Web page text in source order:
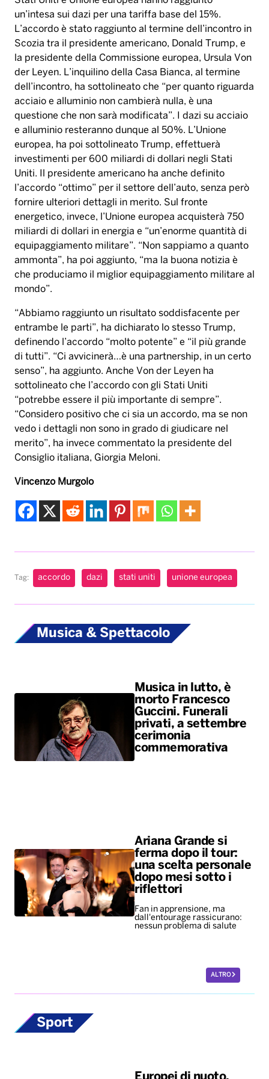
un’intesa sui dazi per una tariffa base del 15%.
L’accordo è stato raggiunto al termine dell’incontro in
Scozia tra il presidente americano, Donald Trump, e
la presidente della Commissione europea, Ursula Von
der Leyen. L’inquilino della Casa Bianca, al termine
dell’incontro, ha sottolineato che “per quanto riguarda
acciaio e alluminio non cambierà nulla, è una
questione che non sarà modificata”. I dazi su acciaio
e alluminio resteranno dunque al 50%. L’Unione
europea, ha poi sottolineato Trump, effettuerà
investimenti per 600 miliardi di dollari negli Stati
Uniti. Il presidente americano ha anche definito
l’accordo “ottimo” per il settore dell’auto, senza però
fornire ulteriori dettagli in merito. Sul fronte
energetico, invece, l’Unione europea acquisterà 750
miliardi di dollari in energia e “un’enorme quantità di
equipaggiamento militare”. “Non sappiamo a quanto
ammonta”, ha poi aggiunto, “ma la buona notizia è
che produciamo il miglior equipaggiamento militare al
mondo”.
“Abbiamo raggiunto un risultato soddisfacente per
entrambe le parti”, ha dichiarato lo stesso Trump,
definendo l’accordo “molto potente” e “il più grande
di tutti”. “Ci avvicinerà…è una partnership, in un certo
senso”, ha aggiunto. Anche Von der Leyen ha
sottolineato che l’accordo con gli Stati Uniti
“potrebbe essere il più importante di sempre”.
“Considero positivo che ci sia un accordo, ma se non
vedo i dettagli non sono in grado di giudicare nel
merito”, ha invece commentato la presidente del
Consiglio italiana, Giorgia Meloni.
Vincenzo Murgolo
Tag: accordo dazi stati uniti unione europea
Musica & Spettacolo
Musica in lutto, è
morto Francesco
Guccini. Funerali
privati, a settembre
cerimonia
commemorativa
Ariana Grande si
ferma dopo il tour:
una scelta personale
dopo mesi sotto i
riflettori
Fan in apprensione, ma
dall'entourage rassicurano:
nessun problema di salute
ALTRO
Sport